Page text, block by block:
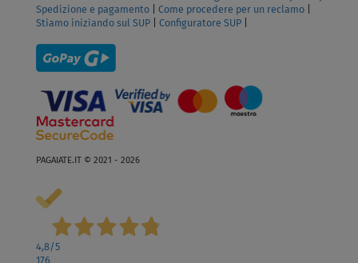
Spedizione e pagamento
Come procedere per un reclamo
Stiamo iniziando sul SUP
Configuratore SUP
PAGAIATE.IT © 2021 - 2026
4,8/5